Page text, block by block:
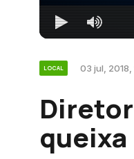
LOCAL 03 jul, 2018,